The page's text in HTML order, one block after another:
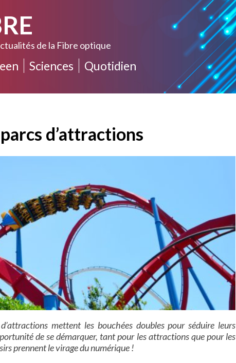
de la Fibre optique
Sciences Quotidien
d’attractions
mettent les bouchées doubles pour séduire leurs
de se démarquer, tant pour les attractions que pour les
prennent le virage du numérique !